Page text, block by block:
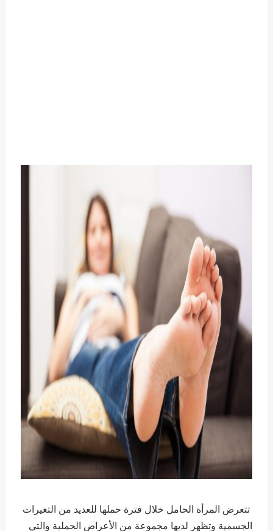
تتعرض المرأة الحامل خلال فترة حملها للعديد من التغيرات
الجسمية وتظهر لديها مجموعة من الأعراض الحملية والتي